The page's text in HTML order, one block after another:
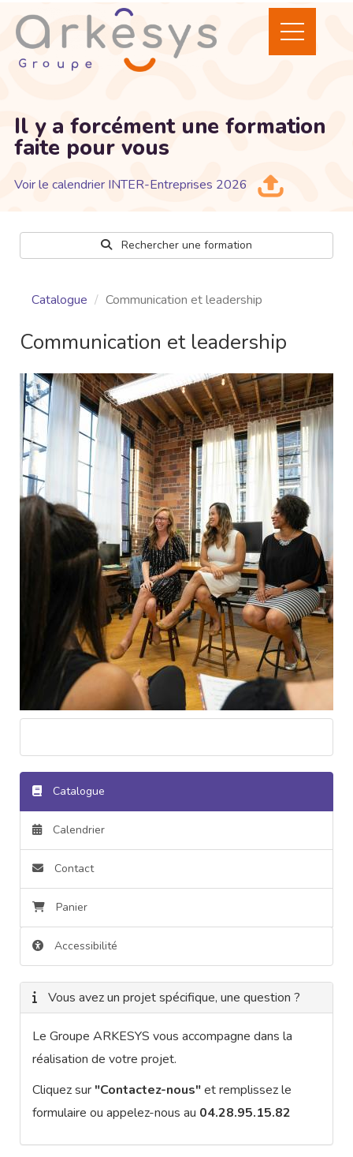
Il y a forcément une formation
faite pour vous
Voir le calendrier INTER-Entreprises 2026
Rechercher une formation
Catalogue Communication et leadership
Communication et leadership
Catalogue
Calendrier
Contact
Panier
Accessibilité
Vous avez un projet spécifique, une question ?
Le Groupe ARKESYS vous accompagne dans la
réalisation de votre projet.
Cliquez sur "Contactez-nous"et remplissez le
formulaire ou appelez-nous au 04.28.95.15.82